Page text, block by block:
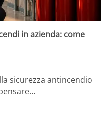
in azienda: come
sicurezza antincendio